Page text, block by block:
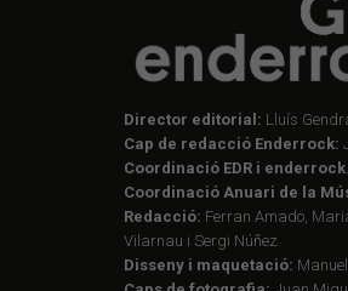
Director editorial: Lluís
Cap de redacció Enderrock:
Coordinació EDR i
Coordinació Anuari de la
Redacció: Ferran Amado,
Vilarnau i Sergi Núñez
Disseny i maquetació: